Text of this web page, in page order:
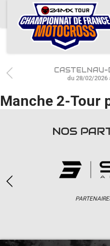
ACCUEIL
ACTUS
CALENDRIER
RÉSULTATS
PHOTOS / WEB TV
CASTELNAU-
du 28/02/2026
Manche 2-Tour
NOS